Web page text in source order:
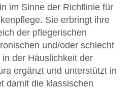
im Sinne der Richtlinie für
Sie erbringt ihre
der pflegerischen
und/oder schlecht
der Häuslichkeit der
ergänzt und unterstützt in
damit die klassischen